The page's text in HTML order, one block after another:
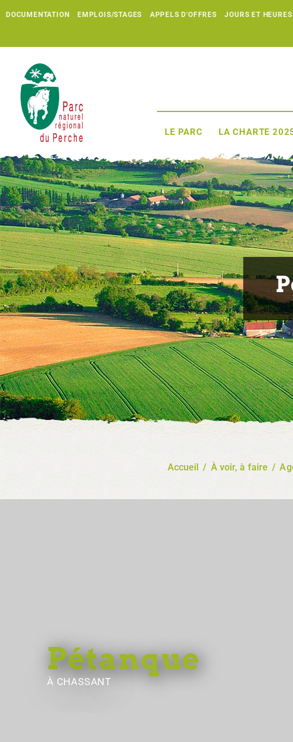
DOCUMENTATION EMPLOIS/STAGES APPELS D'OFFRES JOURS ET
LE PARC LA CHARTE
Accueil / À voir, à faire /
Pétanque
À CHASSANT